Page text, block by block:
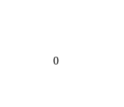
0